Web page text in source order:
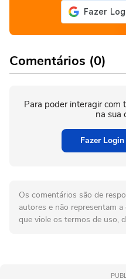
Comentários (0)
Para poder interagir com
na sua
Fazer
Os comentários são de
autores e não representam
que viole os termos de uso,